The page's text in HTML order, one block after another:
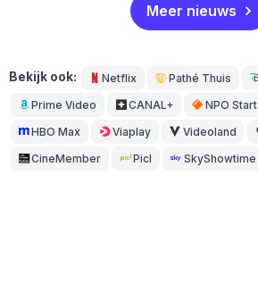
Meer nieuws
Bekijk ook: Netflix Pathé Thuis
Prime Video CANAL+ NPO Start
HBO Max Viaplay Videoland
CineMember Picl SkyShowtime